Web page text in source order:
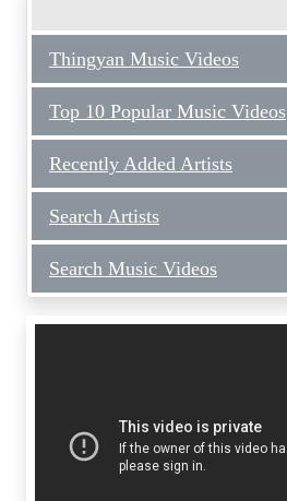
Thingyan Music Videos
Top 10 Popular Music Videos
Recently Added Artists
Search Artists
Search Music Videos